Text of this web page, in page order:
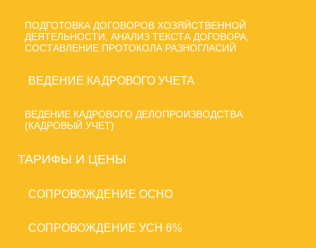
ПОДГОТОВКА ДОГОВОРОВ ХОЗЯЙСТВЕННОЙ
ДЕЯТЕЛЬНОСТИ, АНАЛИЗ ТЕКСТА ДОГОВОРА,
СОСТАВЛЕНИЕ ПРОТОКОЛА РАЗНОГЛАСИЙ
ВЕДЕНИЕ КАДРОВОГО УЧЕТА
ВЕДЕНИЕ КАДРОВОГО ДЕЛОПРОИЗВОДСТВА
(КАДРОВЫЙ УЧЕТ)
ТАРИФЫ И ЦЕНЫ
CОПРОВОЖДЕНИЕ ОСНО
CОПРОВОЖДЕНИЕ УСН 6%